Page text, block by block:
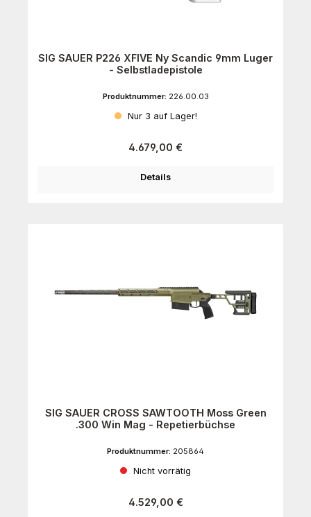
SIG SAUER P226 XFIVE Ny Scandic 9mm Luger
- Selbstladepistole
Produktnummer: 226.00.03
Nur 3 auf Lager!
Regulärer Preis:
4.679,00 €
Details
SIG SAUER CROSS SAWTOOTH Moss Green
.300 Win Mag - Repetierbüchse
Produktnummer: 205864
Nicht vorrätig
Regulärer Preis:
4.529,00 €